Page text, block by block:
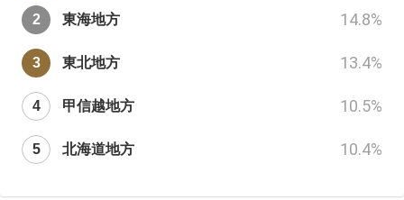
東海地方 14.8%
東北地方 13.4%
甲信越地方 10.5%
北海道地方 10.4%